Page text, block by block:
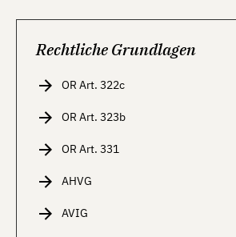
Rechtliche Grundlagen
OR Art. 322c
OR Art. 323b
OR Art. 331
AHVG
AVIG